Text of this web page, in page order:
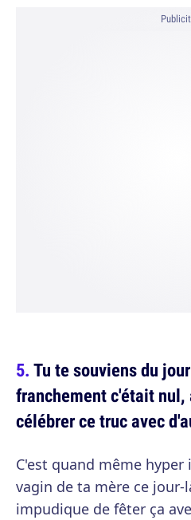
Tu te souviens du
franchement c'était nul,
célébrer ce truc avec
C'est quand même
vagin de ta mère ce jour-
impudique de fêter ça